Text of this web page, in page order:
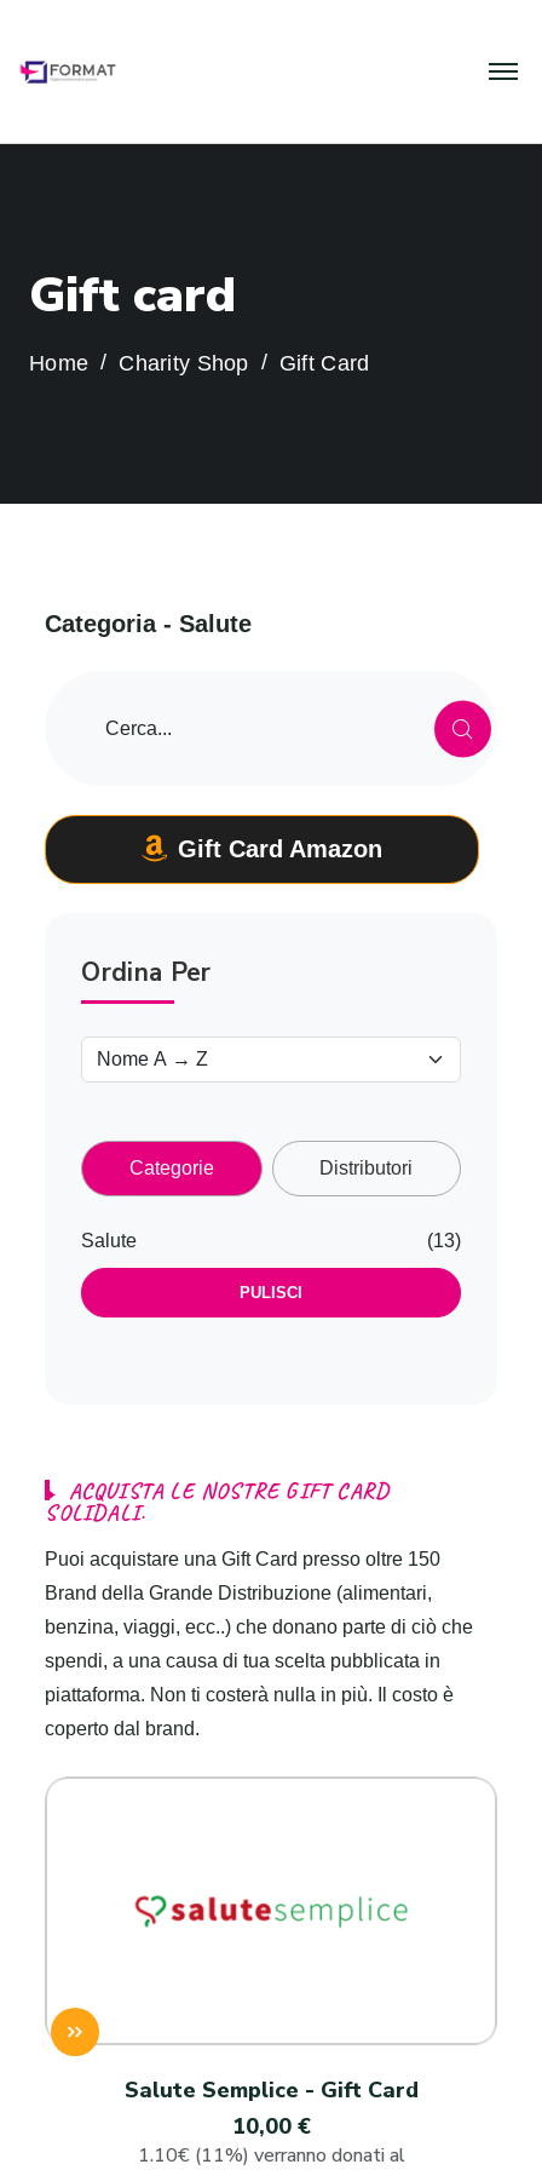
Gift card
Home Charity Shop Gift Card
Categoria - Sal ute
ACQUISTA LE NOSTRE GIFT CARD
SOLIDALI.
Puoi acquistare una Gift Card presso oltre 150
Brand della Grande Distribuzione (alimentari,
benzina, viaggi, ecc..) che donano parte di ciò che
spendi, a una causa di tua scelta pubblicata in
piattaforma. Non ti costerà nulla in più. Il costo è
coperto dal brand.
Salute Semplice - Gift Card
10,00 €
1.10€ (11%) verranno donati al
Gift Card Amazon
Ordina Per
Categorie Distributori
Salute (13)
PULISCI